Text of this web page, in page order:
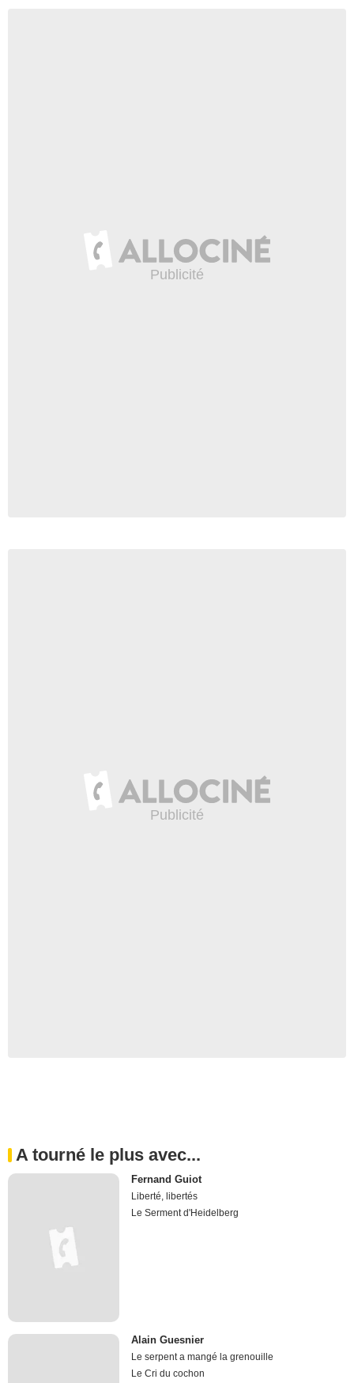
A tourné le plus avec...
Fernand Guiot
Liberté, libertés
Le Serment d'Heidelberg
Alain Guesnier
Le serpent a mangé la grenouille
Le Cri du cochon